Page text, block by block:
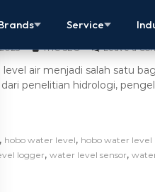
Service
Logger Air – Cara
THC SEO Leave a
level air menjadi salah satu
dari penelitian hidrologi,
, hobo water level, hobo water level
logger, water level sensor,